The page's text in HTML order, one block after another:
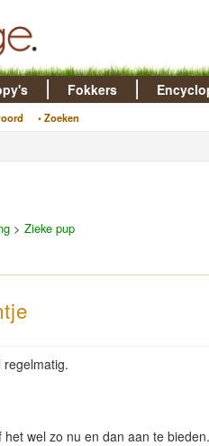
• Zoeken
Fokkers
> Zieke pup
wel zo nu en dan aan te bieden.